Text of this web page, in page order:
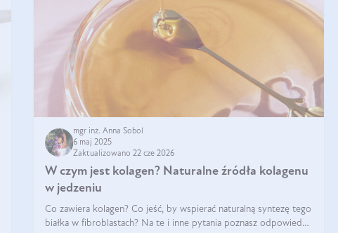
mgr inż. Anna Sobol
6 maj 2025
Zaktualizowano 22 cze 2026
W czym jest kolagen? Naturalne źródła kolagenu
w jedzeniu
Co zawiera kolagen? Co jeść, by wspierać naturalną syntezę tego
białka w fibroblastach? Na te i inne pytania poznasz odpowiedź